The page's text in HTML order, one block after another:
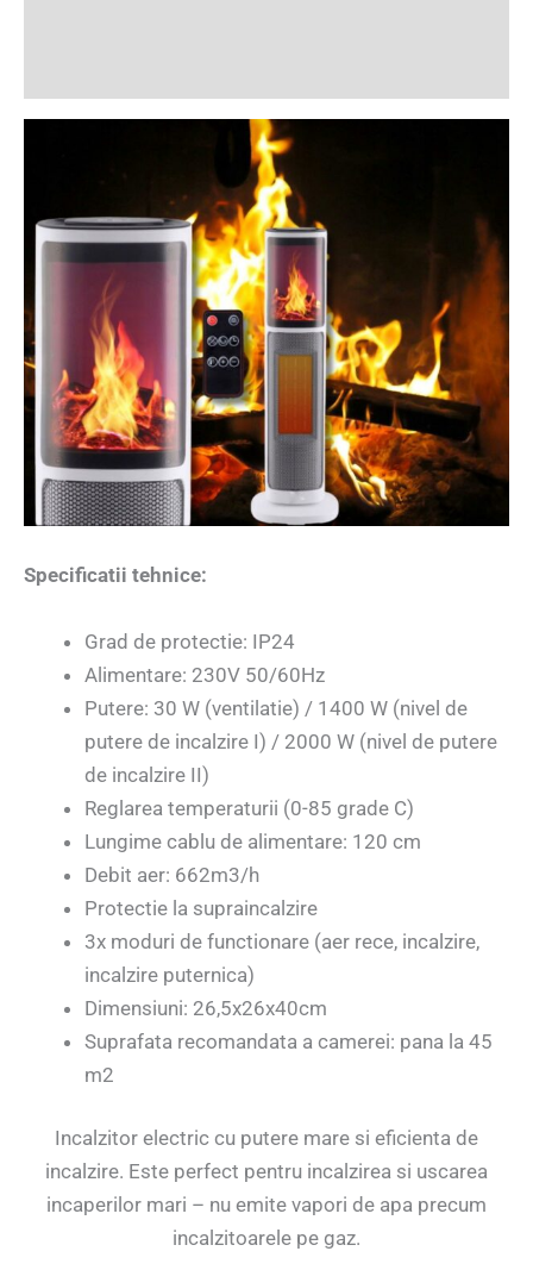
Specificatii tehnice:
Grad de protectie: IP24
Alimentare: 230V 50/60Hz
Putere: 30 W (ventilatie) / 1400 W (nivel de
putere de incalzire I) / 2000 W (nivel de putere
de incalzire II)
Reglarea temperaturii (0-85 grade C)
Lungime cablu de alimentare: 120 cm
Debit aer: 662m3/h
Protectie la supraincalzire
3x moduri de functionare (aer rece, incalzire,
incalzire puternica)
Dimensiuni: 26,5x26x40cm
Suprafata recomandata a camerei: pana la 45
m2
Incalzitor electric cu putere mare si eficienta de
incalzire. Este perfect pentru incalzirea si uscarea
incaperilor mari – nu emite vapori de apa precum
incalzitoarele pe gaz.